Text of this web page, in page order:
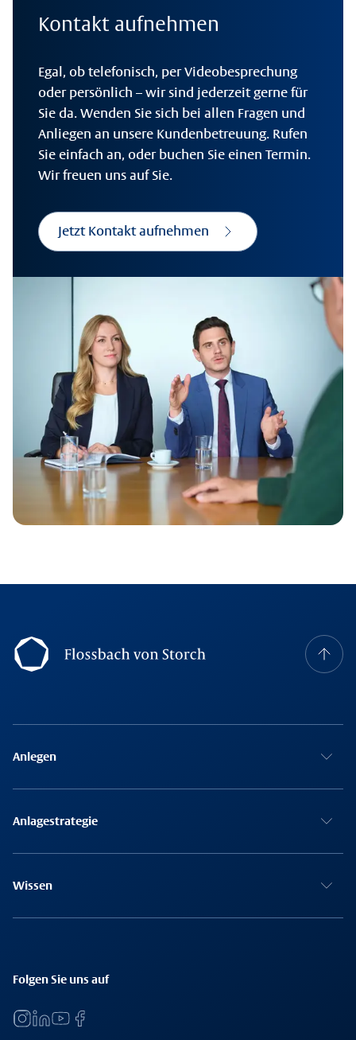
Kontakt aufnehmen
Egal, ob telefonisch, per Videobesprechung
oder persönlich – wir sind jederzeit gerne für
Sie da. Wenden Sie sich bei allen Fragen und
Anliegen an unsere Kundenbetreuung. Rufen
Sie einfach an, oder buchen Sie einen Termin.
Wir freuen uns auf Sie.
Jetzt Kontakt aufnehmen
Footer Navigation
Anlegen
Anlagestrategie
Wissen
Folgen Sie uns auf